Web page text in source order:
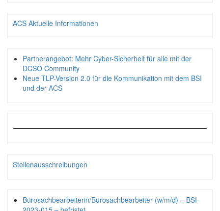
ACS Aktuelle Informationen
Partnerangebot: Mehr Cyber-Sicherheit für alle mit der
DCSO Community
Neue TLP-Version 2.0 für die Kommunikation mit dem BSI
und der ACS
Stellenausschreibungen
Bürosachbearbeiterin/Bürosachbearbeiter (w/m/d) – BSI-